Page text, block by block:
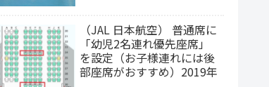
（JAL 日本航空） 普通席に
「幼児2名連れ優先座席」
を設定（お子様連れには後
部座席がおすすめ）2019年